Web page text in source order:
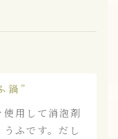
鍋”
用して消泡剤
ふです。だし